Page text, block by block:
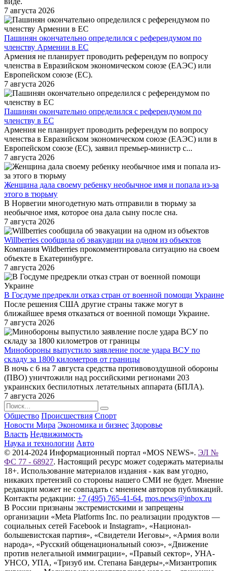
7 августа 2026
Пашинян окончательно определился с референдумом по
членству Армении в ЕС
Армения не планирует проводить референдум по вопросу
членства в Евразийском экономическом союзе (ЕАЭС) или
Европейском союзе (ЕС).
7 августа 2026
Пашинян окончательно определился с референдумом по
членству в ЕС
Армения не планирует проводить референдум по вопросу
членства в Евразийском экономическом союзе (ЕАЭС) или в
Европейском союзе (ЕС), заявил премьер-министр с...
7 августа 2026
Женщина дала своему ребенку необычное имя и попала из-за
этого в тюрьму
В Норвегии многодетную мать отправили в тюрьму за
необычное имя, которое она дала сыну после сна.
7 августа 2026
Willberries сообщила об эвакуации на одном из объектов
Компания Wildberries прокомментировала ситуацию на своем
объекте в Екатеринбурге.
7 августа 2026
В Госдуме предрекли отказ стран от военной помощи Украине
После решения США другие страны также могут в
ближайшее время отказаться от военной помощи Украине.
7 августа 2026
Минобороны выпустило заявление после удара ВСУ по
складу за 1800 километров от границы
В ночь с 6 на 7 августа средства противовоздушной обороны
(ПВО) уничтожили над российскими регионами 203
украинских беспилотных летательных аппарата (БПЛА).
7 августа 2026
Общество Происшествия Спорт
Новости Мира Экономика и бизнес Здоровье
Власть Недвижимость
Наука и технологии Авто
© 2014-2024 Информационный портал «MOS NEWS». ЭЛ №
ФС 77 - 68927. Настоящий ресурс может содержать материалы
18+. Использование материалов издания - как вам угодно,
никаких претензий со стороны нашего СМИ не будет. Мнение
редакции может не совпадать с мнением авторов публикаций.
Контакты редакции: +7 (495) 765-41-64, mos.news@inbox.ru
В России признаны экстремистскими и запрещены
организации «Meta Platforms Inc. по реализации продуктов —
социальных сетей Facebook и Instagram», «Национал-
большевистская партия», «Свидетели Иеговы», «Армия воли
народа», «Русский общенациональный союз», «Движение
против нелегальной иммиграции», «Правый сектор», УНА-
УНСО, УПА, «Тризуб им. Степана Бандеры»,«Мизантропик